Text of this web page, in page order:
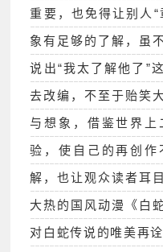
重要，也免得让别人
象有足够的了解，虽
说出“我太了解他了”
去改编，不至于贻笑
与想象，借鉴世界
验，使自己的再创作
解，也让观众读者耳
大热的国风动漫《白
对白蛇传说的唯美再